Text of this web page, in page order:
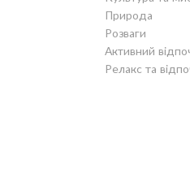
Природа
Розваги
Активний
Релакс та